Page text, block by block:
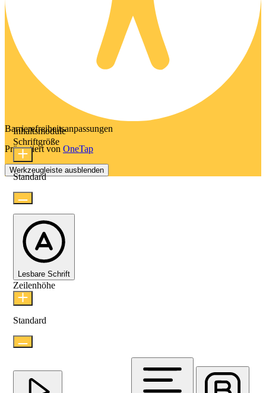
Barrierefreiheitsanpassungen
Präsentiert von OneTap
Werkzeugleiste ausblenden
Inhaltsmodule
Schriftgröße
Standard
Lesbare Schrift
Zeilenhöhe
Standard